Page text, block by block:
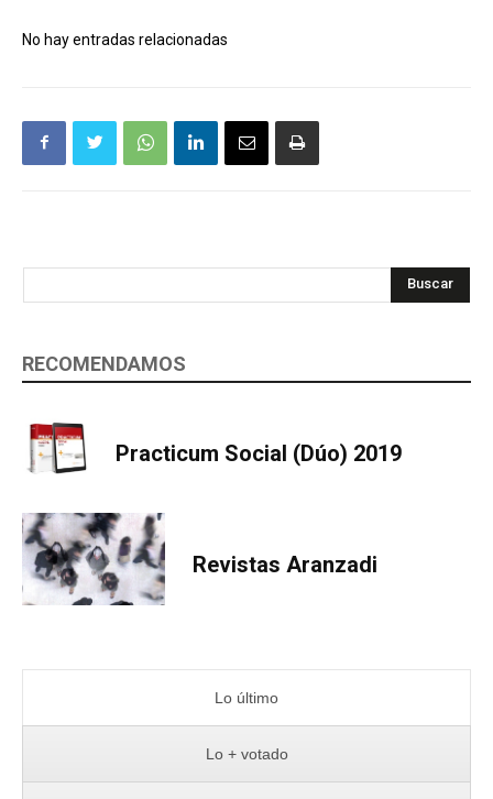
No hay entradas relacionadas
Buscar
RECOMENDAMOS
Practicum Social (Dúo) 2019
Revistas Aranzadi
Lo último
Lo + votado